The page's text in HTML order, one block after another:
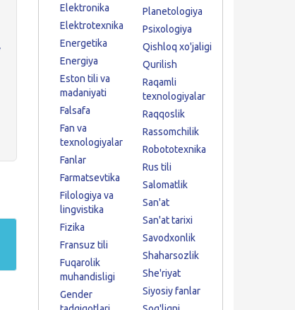
Elektronika
Elektrotexnika
Energetika
Energiya
Eston tili va
madaniyati
Falsafa
Fan va
texnologiyalar
Fanlar
Farmatsevtika
Filologiya va
lingvistika
Fizika
Fransuz tili
Fuqarolik
muhandisligi
Gender
Planetologiya
Psixologiya
Qishloq xo'jaligi
Qurilish
Raqamli
texnologiyalar
Raqqoslik
Rassomchilik
Robototexnika
Rus tili
Salomatlik
San'at
San'at tarixi
Savodxonlik
Shaharsozlik
She'riyat
Siyosiy fanlar